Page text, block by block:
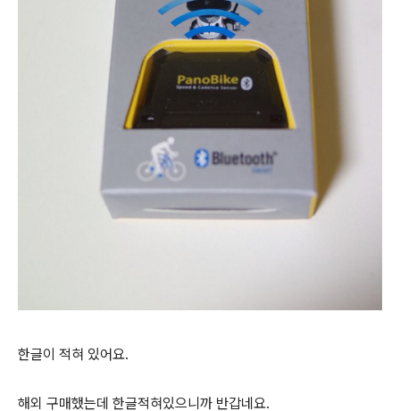
한글이 적혀 있어요.
해외 구매했는데 한글적혀있으니까 반갑네요.